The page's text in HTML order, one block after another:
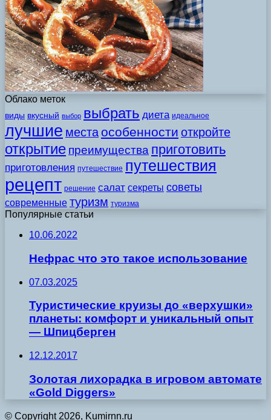
Облако меток
виды вкусный выбор выбрать диета идеальное
лучшие места особенности откройте
открытие преимущества приготовить
приготовления путешествие путешествия
рецепт решение салат секреты советы
современные туризм туризма
Популярные статьи
10.06.2022
Нефрас что это такое использование
07.03.2025
Туристические круизы до «верхушки»
планеты: комфорт и уникальный опыт
— Шпицберген
12.12.2017
Золотая лихорадка в игровом автомате
«Gold Diggers»
© Copyright 2026, Kumirnn.ru